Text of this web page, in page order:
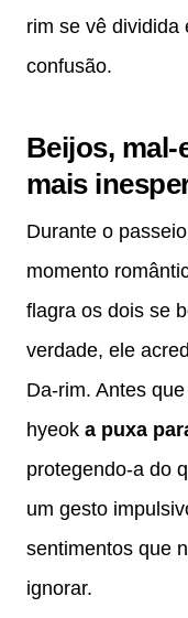
rim se vê dividida
confusão.
Beijos, mal-
mais
Durante o
momento
flagra os dois se
verdade, ele
Da-rim. Antes
hyeok a puxa
protegendo-a do
um gesto
sentimentos que
ignorar.